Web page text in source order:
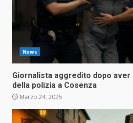
News
Giornalista aggredito dopo aver
della polizia a Cosenza
Marzo 24, 2025